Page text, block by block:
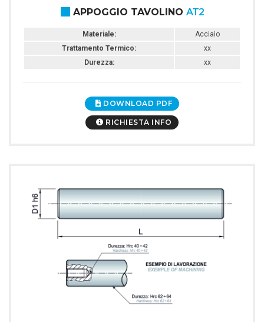
APPOGGIO TAVOLINO AT2
Materiale:
Acciaio
Trattamento Termico:
xx
Durezza:
xx
DOWNLOAD PDF
RICHIESTA INFO